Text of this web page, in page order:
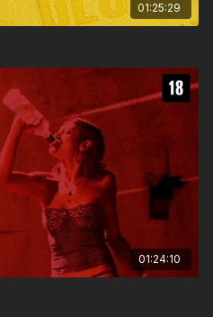
01:25:29
01:24:10